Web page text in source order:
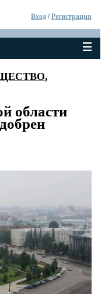
Вход /Регистрация
,
области